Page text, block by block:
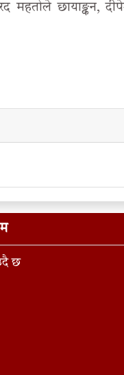
महतोले छायाङ्कन,
छ